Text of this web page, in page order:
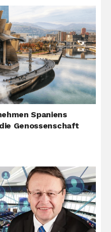
Spaniens
Genossenschaft